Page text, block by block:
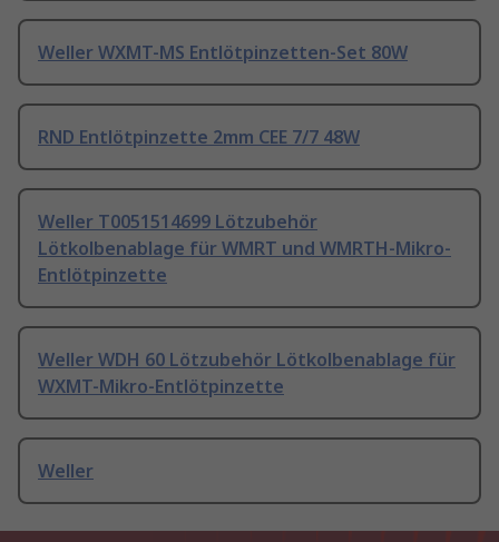
Weller WXMT-MS Entlötpinzetten-Set 80W
RND Entlötpinzette 2mm CEE 7/7 48W
Weller T0051514699 Lötzubehör
Lötkolbenablage für WMRT und WMRTH-Mikro-
Entlötpinzette
Weller WDH 60 Lötzubehör Lötkolbenablage für
WXMT-Mikro-Entlötpinzette
Weller